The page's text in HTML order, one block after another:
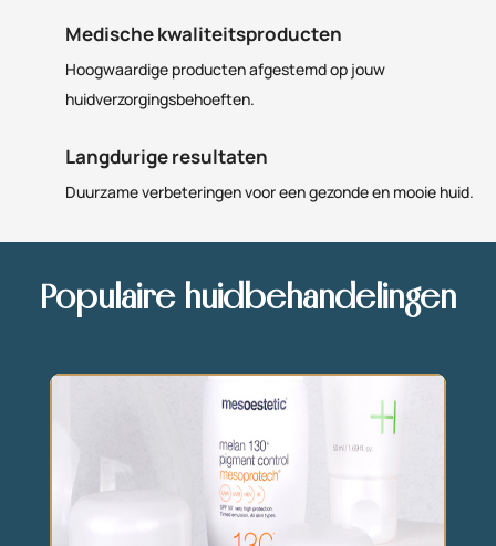
Medische kwaliteitsproducten
Hoogwaardige producten afgestemd op jouw
huidverzorgingsbehoeften.
Langdurige resultaten
Duurzame verbeteringen voor een gezonde en mooie huid.
Populaire huidbehandelingen